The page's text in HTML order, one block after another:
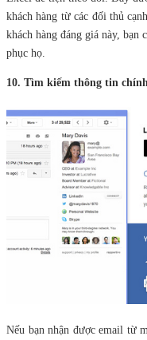
khách hàng từ các đối thủ
khách hàng đáng giá này,
phục họ.
10. Tìm kiếm thông tin
Nếu bạn nhận được email từ